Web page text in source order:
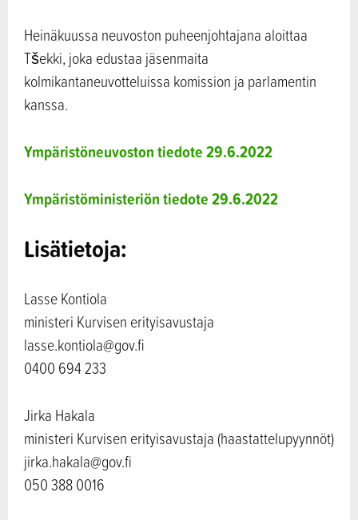
Heinäkuussa neuvoston puheenjohtajana aloittaa
Tšekki, joka edustaa jäsenmaita
kolmikantaneuvotteluissa komission ja parlamentin
kanssa.
Ympäristöneuvoston tiedote 29.6.2022
Ympäristöministeriön tiedote 29.6.2022
Lisätietoja:
Lasse Kontiola
ministeri Kurvisen erityisavustaja
lasse.kontiola@gov.fi
0400 694 233
Jirka Hakala
ministeri Kurvisen erityisavustaja (haastattelupyynnöt)
jirka.hakala@gov.fi
050 388 0016